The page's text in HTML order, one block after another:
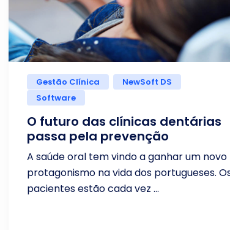
Gestão Clínica
NewSoft DS
Software
O futuro das clínicas dentárias
passa pela prevenção
A saúde oral tem vindo a ganhar um novo
protagonismo na vida dos portugueses.
pacientes estão cada vez ...